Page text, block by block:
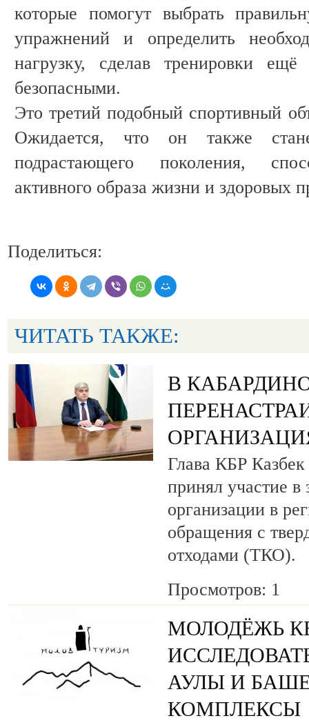
которые помогут выбрать
упражнений и определить
нагрузку, сделав тренировки
безопасными.
Это третий подобный спортивный
Ожидается, что он также
подрастающего поколения,
активного образа жизни и здоровых
Поделиться:
ЧИТАТЬ ТАКЖЕ:
В
Глава КБР
принял участие в
организации в
обращения с
отходами (ТКО).
Просмотров: 1
МОЛОДЁЖЬ
АУЛЫ И
КОМПЛЕКСЫ